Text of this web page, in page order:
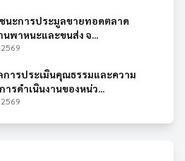
นะการประมูลขายทอดตลาด
พาหนะและขนส่ง จ...
การประเมินคุณธรรมและความ
ารดำเนินงานของหน่ว...